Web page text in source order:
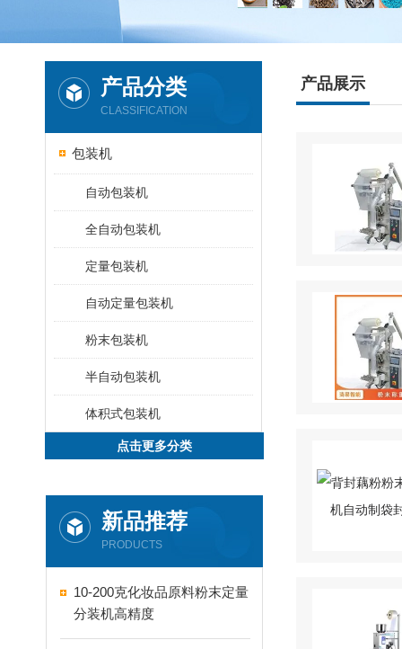
产品分类
CLASSIFICATION
包装机
自动包装机
全自动包装机
定量包装机
自动定量包装机
粉末包装机
半自动包装机
体积式包装机
点击更多分类
新品推荐
PRODUCTS
10-200克化妆品原料粉末定量
分装机高精度
产品展示